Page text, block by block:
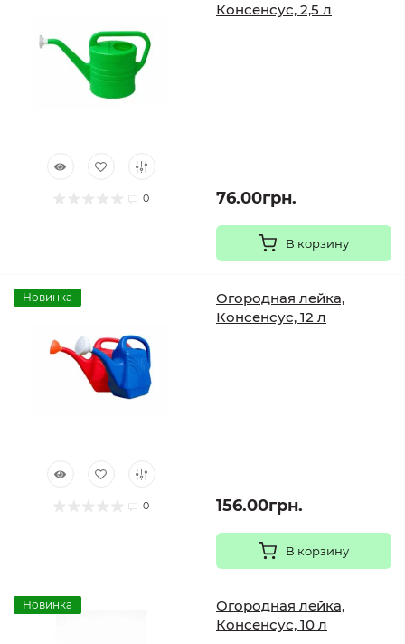
0
Консенсус, 2,5 л
76.00грн.
В корзину
Новинка
0
Огородная лейка,
Консенсус, 12 л
156.00грн.
В корзину
Новинка
Огородная лейка,
Консенсус, 10 л